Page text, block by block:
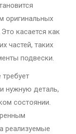
оригинальных
касается как
частей, таких
подвески.
нужную деталь,
состоянии.
реализуемые